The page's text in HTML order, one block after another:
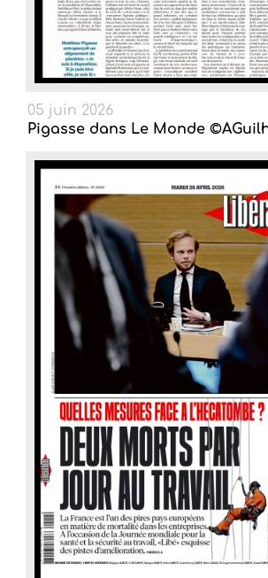
05 juin 2026
Pigasse dans Le Monde